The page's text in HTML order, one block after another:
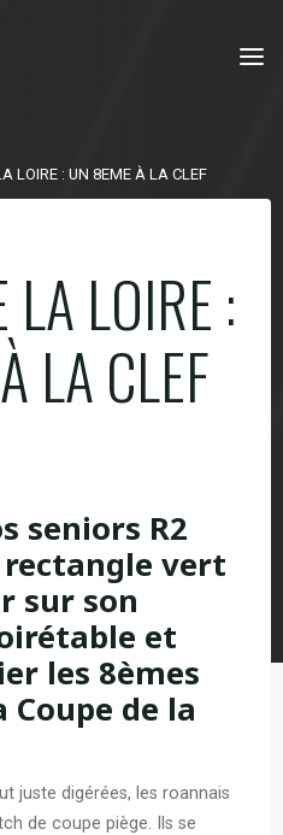
LOIRE : UN 8EME À LA CLEF
LA LOIRE :
LA CLEF
seniors R2
vert
sur son
et
les 8èmes
de la
juste digérées, les roannais
de coupe piège. Ils se